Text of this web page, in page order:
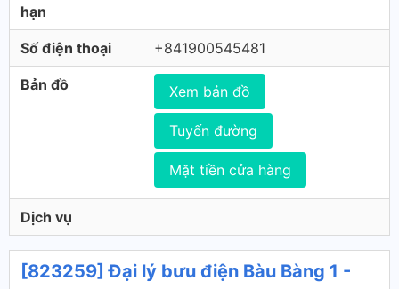
hạn
Số điện thoại +841900545481
Bản đồ Xem bản đồ
Tuyến đường
Mặt tiền cửa hàng
Dịch vụ
[823259] Đại lý bưu điện Bàu Bàng 1 -